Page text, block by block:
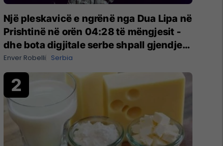
Një pleskavicë e ngrënë nga Dua Lipa në
Prishtinë në orën 04:28 të mëngjesit -
dhe bota digjitale serbe shpall gjendjen
e luftës
Enver Robelli Serbia